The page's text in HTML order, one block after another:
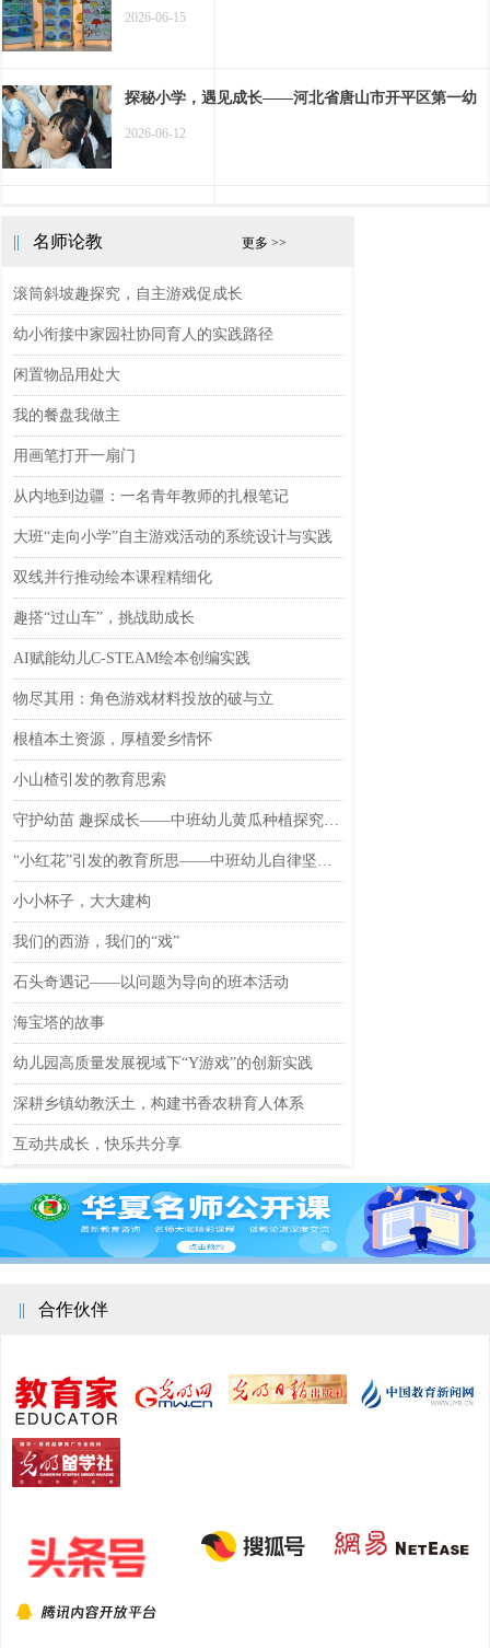
|| 名师论教 更多 >>
滚筒斜坡趣探究，自主游戏促成长
幼小衔接中家园社协同育人的实践路径
闲置物品用处大
我的餐盘我做主
用画笔打开一扇门
从内地到边疆：一名青年教师的扎根笔记
大班“走向小学”自主游戏活动的系统设计与实践
双线并行推动绘本课程精细化
趣搭“过山车”，挑战助成长
AI赋能幼儿C-STEAM绘本创编实践
物尽其用：角色游戏材料投放的破与立
根植本土资源，厚植爱乡情怀
小山楂引发的教育思索
守护幼苗 趣探成长——中班幼儿黄瓜种植探究活动案例
“小红花”引发的教育所思——中班幼儿自律坚持与目标规划品格培育案例
小小杯子，大大建构
我们的西游，我们的“戏”
石头奇遇记——以问题为导向的班本活动
海宝塔的故事
幼儿园高质量发展视域下“Y游戏”的创新实践
深耕乡镇幼教沃土，构建书香农耕育人体系
互动共成长，快乐共分享
|| 合作伙伴
2026-06-15
探秘小学，遇见成长——河北省唐山市开平区第一幼
儿园幼小衔接活动
2026-06-12